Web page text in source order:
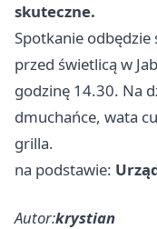
skuteczne.
Spotkanie odbędzie
przed świetlicą w
godzinę 14.30. Na
dmuchańce, wata
grilla.
na podstawie:
Autor:krystian